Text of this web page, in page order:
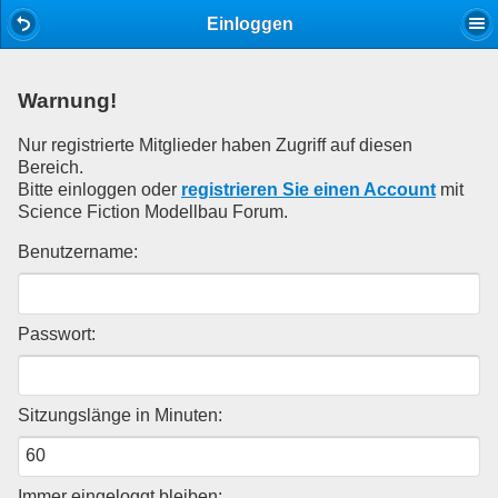
Einloggen
Warnung!
Nur registrierte Mitglieder haben Zugriff auf diesen
Bereich.
Bitte einloggen oder registrieren Sie einen Accountmit
Science Fiction Modellbau Forum.
Benutzername:
Passwort:
Sitzungslänge in Minuten: